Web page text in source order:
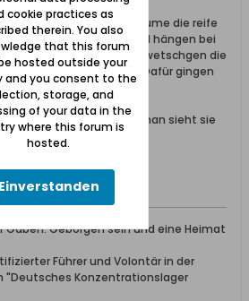
sich nur auf die Bäume die reife
waren überreif, die Äpfel hängen bei
Ähnlich wie die Zwetschgen die
ebenfalls verschonten. Dafür gingen
die Stare sonst sind... - man sieht sie
Ankunft und Abflug.
starenfreien Werder
Geborgen sein und eine Heimat
Führer und Volontär in der
Konzentrationslager
cookie practices as
therein. You also
that this forum
hosted outside your
and you consent to the
storage, and
of your data in the
where this forum is
hosted.
Einverstanden